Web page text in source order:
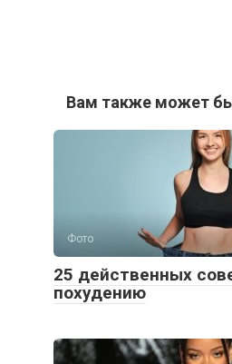
Вам также может
Фото
25 действенных
похудению